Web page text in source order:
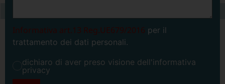
Informativa art.13 Reg.UE679/2016 per il
trattamento dei dati personali.
dichiaro di aver preso visione dell'informativa
privacy